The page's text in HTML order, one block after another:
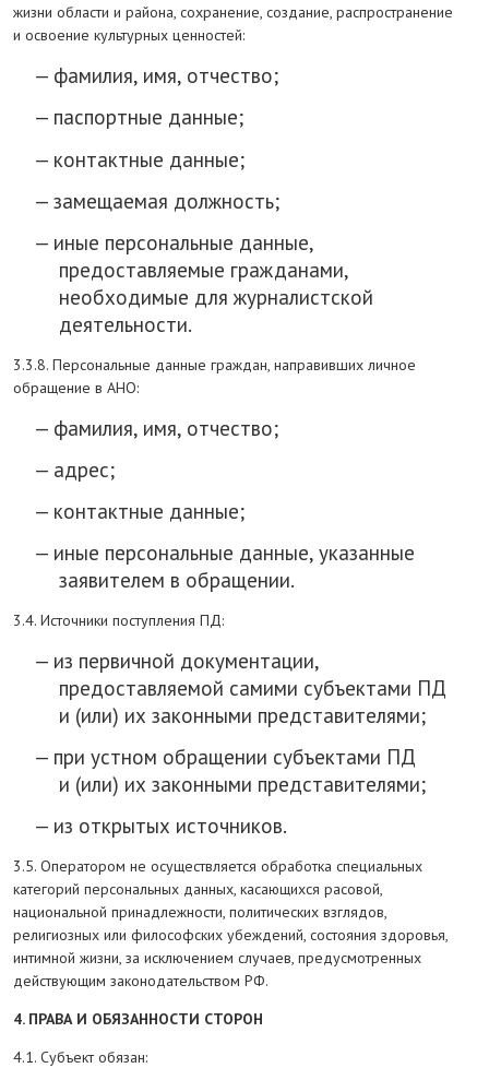
жизни области и района, сохранение, создание, распространение
и освоение культурных ценностей:
фамилия, имя, отчество;
паспортные данные;
контактные данные;
замещаемая должность;
иные персональные данные,
предоставляемые гражданами,
необходимые для журналистской
деятельности.
3.3.8. Персональные данные граждан, направивших личное
обращение в АНО:
фамилия, имя, отчество;
адрес;
контактные данные;
иные персональные данные, указанные
заявителем в обращении.
3.4. Источники поступления ПД:
из первичной документации,
предоставляемой самими субъектами ПД
и (или) их законными представителями;
при устном обращении субъектами ПД
и (или) их законными представителями;
из открытых источников.
3.5. Оператором не осуществляется обработка специальных
категорий персональных данных, касающихся расовой,
национальной принадлежности, политических взглядов,
религиозных или философских убеждений, состояния здоровья,
интимной жизни, за исключением случаев, предусмотренных
действующим законодательством РФ.
4. ПРАВА И ОБЯЗАННОСТИ СТОРОН
4.1. Субъект обязан: